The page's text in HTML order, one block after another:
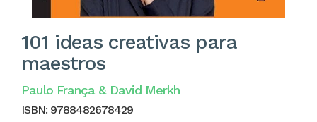
101 ideas creativas para
maestros
Paulo França & David Merkh
ISBN: 9788482678429